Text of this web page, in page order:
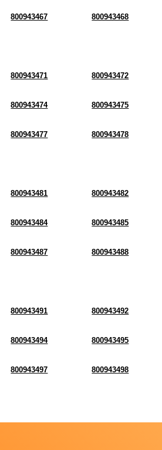
800943467 800943468
800943471 800943472
800943474 800943475
800943477 800943478
800943481 800943482
800943484 800943485
800943487 800943488
800943491 800943492
800943494 800943495
800943497 800943498